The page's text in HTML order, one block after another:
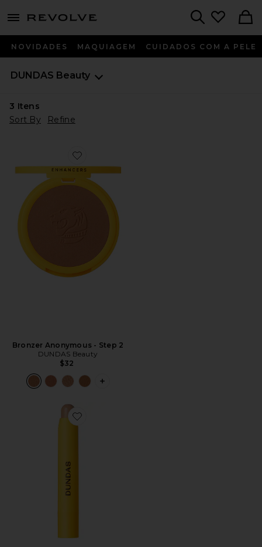
menu - shows more content
NOVIDADES MAQUIAGEM CUIDADOS COM A PELE
DUNDAS Beauty
3 Itens
Sort By
Refine
Favorite Bronzer Anonymous - Step 2
Bronzer Anonymous - Step 2
DUNDAS Beauty
$32
PLUS ICON TO SEE MORE OPTIONS
Favorite Undercover Enhancer Concealer - Filter 3